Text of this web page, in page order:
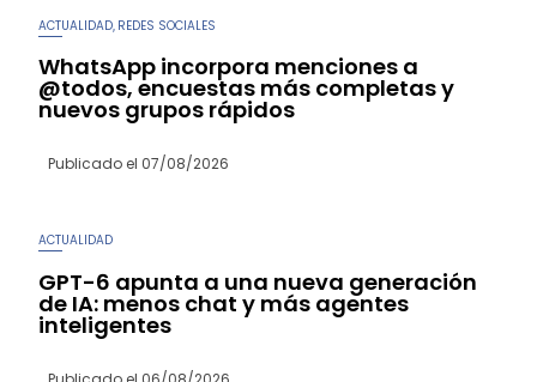
ACTUALIDAD REDES SOCIALES
WhatsApp incorpora menciones a
@todos, encuestas más completas y
nuevos grupos rápidos
Publicado el 07/08/2026
ACTUALIDAD
GPT-6 apunta a una nueva generación
de IA: menos chat y más agentes
inteligentes